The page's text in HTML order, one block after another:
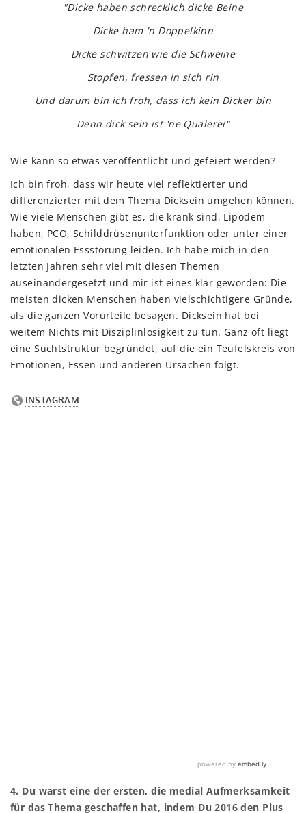
"Dicke haben schrecklich dicke Beine
Dicke ham 'n Doppelkinn
Dicke schwitzen wie die Schweine
Stopfen, fressen in sich rin
Und darum bin ich froh, dass ich kein Dicker bin
Denn dick sein ist 'ne Quälerei"
Wie kann so etwas veröffentlicht und gefeiert werden?
Ich bin froh, dass wir heute viel reflektierter und
differenzierter mit dem Thema Dicksein umgehen können.
Wie viele Menschen gibt es, die krank sind, Lipödem
haben, PCO, Schilddrüsenunterfunktion oder unter einer
emotionalen Essstörung leiden. Ich habe mich in den
letzten Jahren sehr viel mit diesen Themen
auseinandergesetzt und mir ist eines klar geworden: Die
meisten dicken Menschen haben vielschichtigere Gründe,
als die ganzen Vorurteile besagen. Dicksein hat bei
weitem Nichts mit Disziplinlosigkeit zu tun. Ganz oft liegt
eine Suchtstruktur begründet, auf die ein Teufelskreis von
Emotionen, Essen und anderen Ursachen folgt.
4. Du warst eine der ersten, die medial Aufmerksamkeit
für das Thema geschaffen hat, indem Du 2016 den Plus